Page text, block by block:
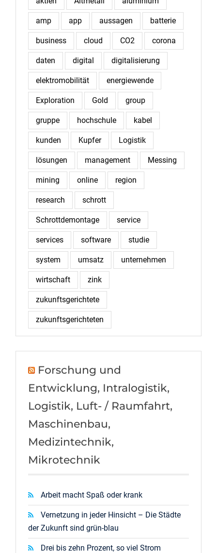
amp app aussagen batterie
business cloud CO2 corona
daten digital digitalisierung
elektromobilität energiewende
Exploration Gold group
gruppe hochschule kabel
kunden Kupfer Logistik
lösungen management Messing
mining online region
research schrott
Schrottdemontage service
services software studie
system umsatz unternehmen
wirtschaft zink
zukunftsgerichtete
zukunftsgerichteten
Forschung und
Entwicklung, Intralogistik,
Logistik, Luft- / Raumfahrt,
Maschinenbau,
Medizintechnik,
Mikrotechnik
Arbeit macht Spaß oder krank
Vernetzung in jeder Hinsicht – Die Städte
der Zukunft sind grün-blau
Drei bis zehn Prozent, so viel Strom